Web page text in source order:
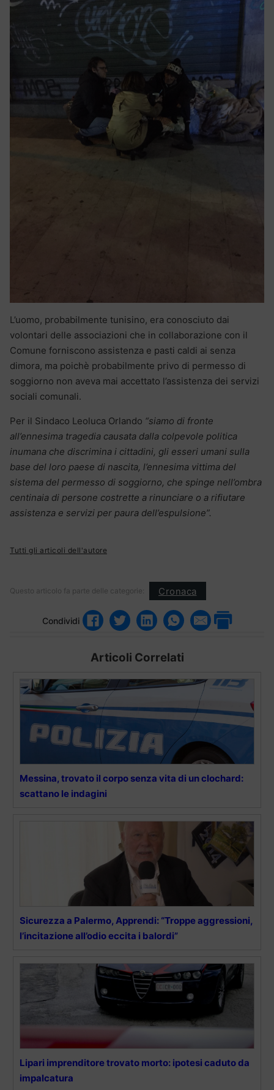
L’uomo, probabilmente tunisino, era conosciuto dai
volontari delle associazioni che in collaborazione con il
Comune forniscono assistenza e pasti caldi ai senza
dimora, ma poichè probabilmente privo di permesso di
soggiorno non aveva mai accettato l’assistenza dei servizi
sociali comunali.
Per il Sindaco Leoluca Orlando “siamo di fronte
all’ennesima tragedia causata dalla colpevole politica
inumana che discrimina i cittadini, gli esseri umani sulla
base del loro paese di nascita, l’ennesima vittima del
sistema del permesso di soggiorno, che spinge nell’ombra
centinaia di persone costrette a rinunciare o a rifiutare
assistenza e servizi per paura dell’espulsione”.
Tutti gli articoli dell'autore
Questo articolo fa parte delle categorie: Cronaca
Condividi
Articoli Correlati
Messina, trovato il corpo senza vita di un clochard:
scattano le indagini
Sicurezza a Palermo, Apprendi: “Troppe aggressioni,
l’incitazione all’odio eccita i balordi”
Lipari imprenditore trovato morto: ipotesi caduto da
impalcatura